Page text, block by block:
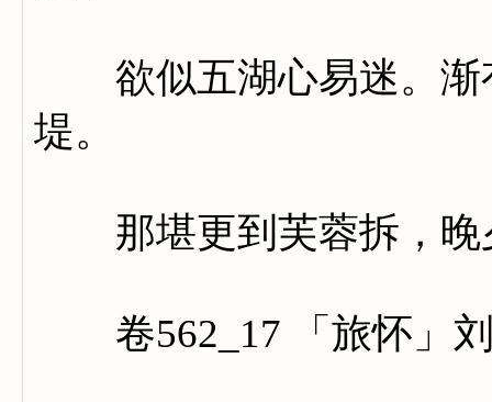
欲似五湖心易迷。渐
堤。
那堪更到芙蓉拆，晚
卷562_17 「旅怀」